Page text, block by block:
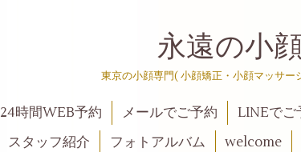
永遠の小顔
東京の小顔専門( 小顔矯正・小顔マッサー
24時間WEB予約 メールでご予約 LINEでご
スタッフ紹介
フォトアルバム welcome